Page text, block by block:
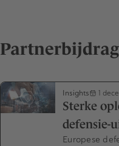
Insights 1
Sterke
defensie-
Europese